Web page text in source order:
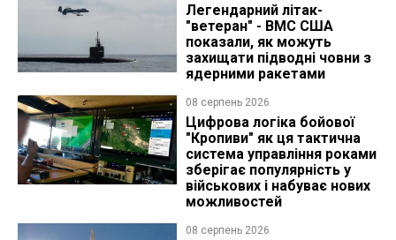
Легендарний літак-
"ветеран" - ВМС США
показали, як можуть
захищати підводні човни з
ядерними ракетами
08 серпень 2026
Цифрова логіка бойової
"Кропиви" як ця тактична
система управління роками
зберігає популярність у
військових і набуває нових
можливостей
08 серпень 2026